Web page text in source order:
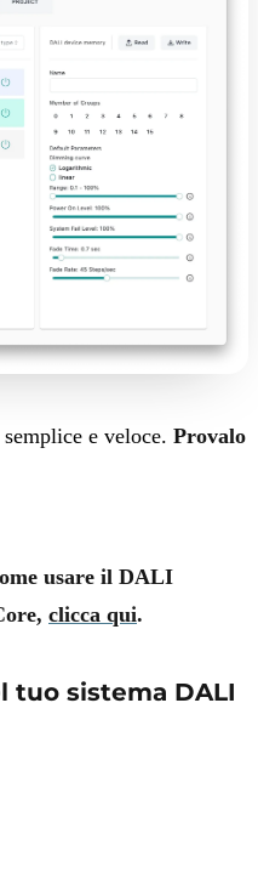
e veloce. Provalo
usare il DALI
clicca qui.
tuo sistema DALI